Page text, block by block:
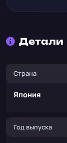
Детали
Страна
Япония
Год выпуска